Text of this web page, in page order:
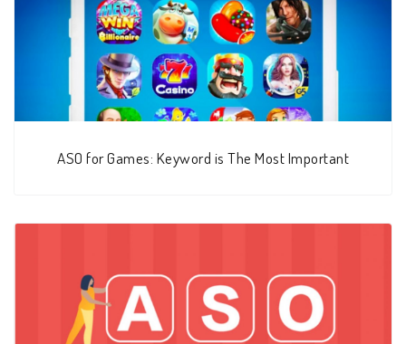
ASO for Games: Keyword is The Most Important